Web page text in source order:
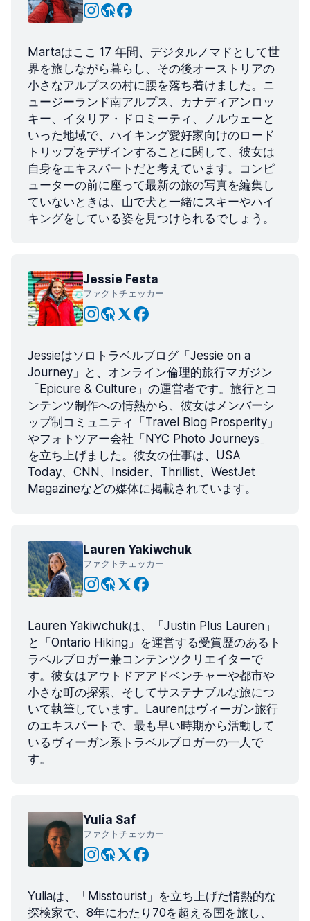
Martaはここ 17 年間、デジタルノマドとして世
界を旅しながら暮らし、その後オーストリアの
小さなアルプスの村に腰を落ち着けました。ニ
ュージーランド南アルプス、カナディアンロッ
キー、イタリア・ドロミーティ、ノルウェーと
いった地域で、ハイキング愛好家向けのロード
トリップをデザインすることに関して、彼女は
自身をエキスパートだと考えています。コンピ
ューターの前に座って最新の旅の写真を編集し
ていないときは、山で犬と一緒にスキーやハイ
キングをしている姿を見つけられるでしょう。
Jessie Festa
ファクトチェッカー
Jessieはソロトラベルブログ「Jessie on a
Journey」と、オンライン倫理的旅行マガジン
「Epicure & Culture」の運営者です。旅行とコ
ンテンツ制作への情熱から、彼女はメンバーシ
ップ制コミュニティ「Travel Blog Prosperity」
やフォトツアー会社「NYC Photo Journeys」
を立ち上げました。彼女の仕事は、USA
Today、CNN、Insider、Thrillist、WestJet
Magazineなどの媒体に掲載されています。
Lauren Yakiwchuk
ファクトチェッカー
Lauren Yakiwchukは、「Justin Plus Lauren」
と「Ontario Hiking」を運営する受賞歴のあるト
ラベルブロガー兼コンテンツクリエイターで
す。彼女はアウトドアアドベンチャーや都市や
小さな町の探索、そしてサステナブルな旅につ
いて執筆しています。Laurenはヴィーガン旅行
のエキスパートで、最も早い時期から活動して
いるヴィーガン系トラベルブロガーの一人で
す。
Yulia Saf
ファクトチェッカー
Yuliaは、「Misstourist」を立ち上げた情熱的な
探検家で、8年にわたり70を超える国を旅し、